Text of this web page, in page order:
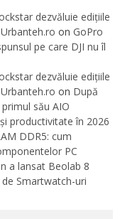
dezvăluie edițiile
on GoPro
pe care DJI nu îl
dezvăluie edițiile
on După
său AIO
productivitate în 2026
DDR5: cum
PC
a lansat Beolab 8
Smartwatch-uri